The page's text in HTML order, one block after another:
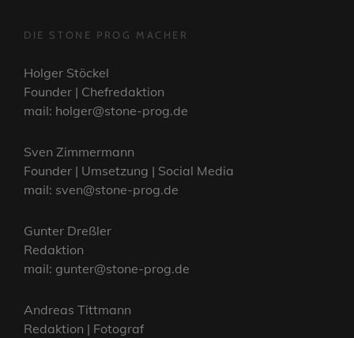
DIE STONE PROG MACHER
Holger Stöckel
Founder | Chefredaktion
mail: holger@stone-prog.de
Sven Zimmermann
Founder | Umsetzung | Social Media
mail: sven@stone-prog.de
Gunter Dreßler
Redaktion
mail: gunter@stone-prog.de
Andreas Tittmann
Redaktion | Fotograf